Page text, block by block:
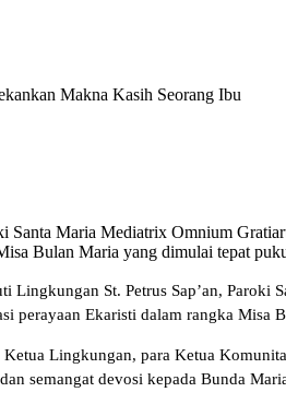
Makna Kasih Seorang Ibu
Santa Maria Mediatrix Omnium
Bulan Maria yang dimulai tepat
Lingkungan St. Petrus Sap’an,
perayaan Ekaristi dalam rangka
Lingkungan, para Ketua
semangat devosi kepada Bunda